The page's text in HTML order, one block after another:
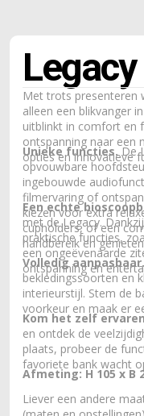
Legacy
Met trots presenteren
alleen een blikvanger
uitblinkt in comfort en
ontspanning naar een
opties en innovatieve
Unieke functies.De
opvouwbare
ingebouwde
filmervaring of
kiezen voor extra
cupholders, of een
handbereik en
Een echte
met de Legacy.
praktische functies,
een ongeëvenaarde
ontspanning en
Volledig
bekledingssoorten en
interieurstijl. Stem de
voorkeur en maak er
Kom het zelf
en ontdek de
plaats, probeer de
favoriete bank wacht
Afmeting: H 105 x B
Liever een andere